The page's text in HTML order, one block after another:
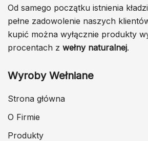
Od samego początku istnienia
pełne zadowolenie naszych
kupić można wyłącznie produkty
procentach z wełny naturalnej.
Wyroby Wełniane
Strona główna
O Firmie
Produkty